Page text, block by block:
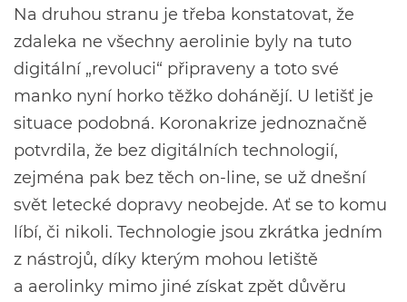
Na druhou stranu je třeba konstatovat, že
zdaleka ne všechny aerolinie byly na tuto
digitální „revoluci“ připraveny a toto své
manko nyní horko těžko dohánějí. U letišť je
situace podobná. Koronakrize jednoznačně
potvrdila, že bez digitálních technologií,
zejména pak bez těch on-line, se už dnešní
svět letecké dopravy neobejde. Ať se to komu
líbí, či nikoli. Technologie jsou zkrátka jedním
z nástrojů, díky kterým mohou letiště
a aerolinky mimo jiné získat zpět důvěru